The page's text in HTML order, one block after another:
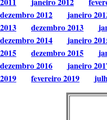
dezembro 2012
janeiro
2013
dezembro 2013
dezembro 2014
janeiro
2015
dezembro 2015
dezembro 2016
janeiro
2019
fevereiro 2019